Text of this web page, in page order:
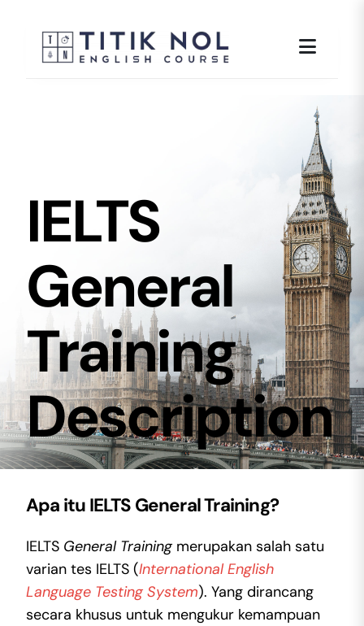
content
IELTS
General
Training
Description
Apa itu IELTS General Training?
IELTS General Trainingmerupakan salah satu
varian tes IELTS (International English
Language Testing System). Yang dirancang
secara khusus untuk mengukur kemampuan